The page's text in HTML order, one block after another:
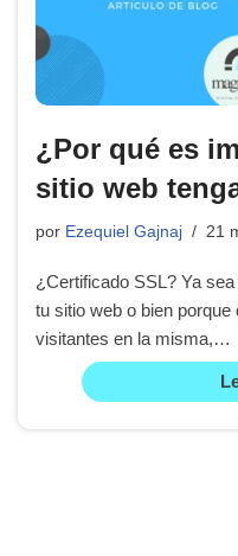
¿Por qué es
sitio web
por Ezequiel Gajnaj 21
¿Certificado SSL? Ya
tu sitio web o bien
visitantes en la misma,…